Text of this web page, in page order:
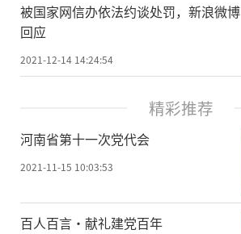
被国家网信办依法约谈处罚，新浪微博
回应
2021-12-14 14:24:54
精彩推荐
河南省第十一次党代会
2021-11-15 10:03:53
百人百言·献礼建党百年